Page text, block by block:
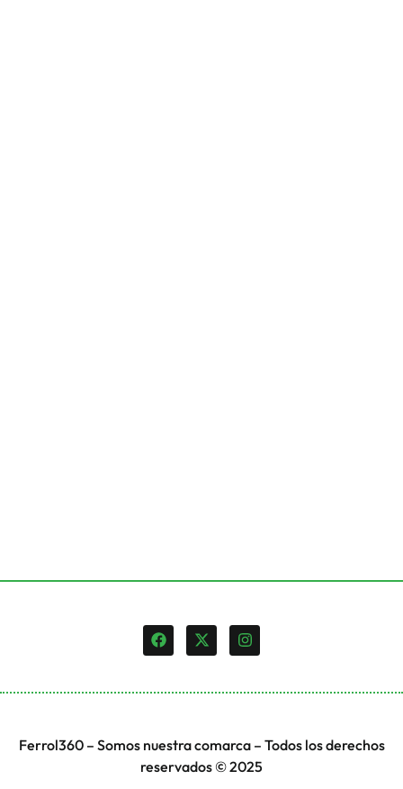
Ferrol360 – Somos nuestra comarca – Todos los derechos
reservados © 2025